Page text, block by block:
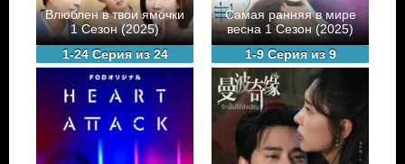
Влюблен в твои ямочки
1 Сезон (2025)
1-24 Серия из 24
Самая ранняя в мире
весна 1 Сезон (2025)
1-9 Серия из 9